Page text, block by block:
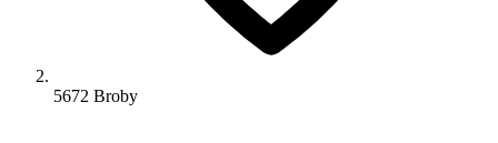
5672 Broby